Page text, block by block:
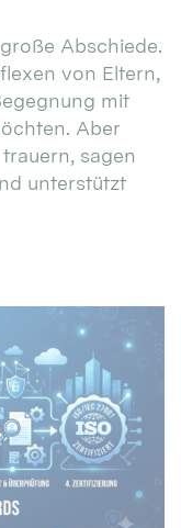
Abschiede.
von Eltern,
mit
Aber
sagen
unterstützt